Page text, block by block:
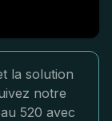
la solution
notre
520 avec